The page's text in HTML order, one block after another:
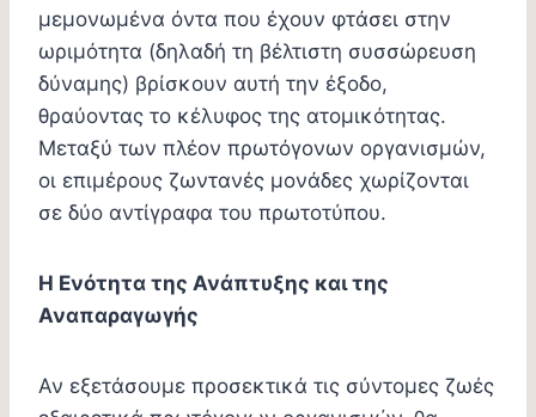
μεμονωμένα όντα που έχουν φτάσει στην
ωριμότητα (δηλαδή τη βέλτιστη συσσώρευση
δύναμης) βρίσκουν αυτή την έξοδο,
θραύοντας το κέλυφος της ατομικότητας.
Μεταξύ των πλέον πρωτόγονων οργανισμών,
οι επιμέρους ζωντανές μονάδες χωρίζονται
σε δύο αντίγραφα του πρωτοτύπου.
Η Ενότητα της Ανάπτυξης και της
Αναπαραγωγής
Αν εξετάσουμε προσεκτικά τις σύντομες ζωές